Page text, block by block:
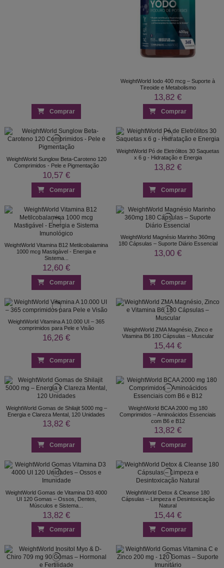
Comprar
WeightWorld Iodo 400 mcg – Suporte à
Tireoide e Metabolismo
13,82 €
Comprar
WeightWorld Sunglow Beta-Caroteno 120
Comprimidos - Pele e Pigmentação
10,57 €
Comprar
WeightWorld Pó de Eletrólitos 30 Saquetas
x 6 g - Hidratação e Energia
13,82 €
Comprar
WeightWorld Vitamina B12 Metilcobalamina
1000 mcg Mastigável - Energia e
Sistema...
12,60 €
Comprar
WeightWorld Magnésio Marinho 360mg
180 Cápsulas – Suporte Diário Essencial
13,00 €
Comprar
WeightWorld Vitamina A 10.000 UI – 365
comprimidos para Pele e Visão
16,26 €
Comprar
WeightWorld ZMA Magnésio, Zinco e
Vitamina B6 180 Cápsulas – Muscular
15,44 €
Comprar
WeightWorld Gomas de Shilajit 5000 mg –
Energia e Clareza Mental, 120 Unidades
13,82 €
Comprar
WeightWorld BCAA 2000 mg 180
Comprimidos – Aminoácidos Essenciais
com B6 e B12
13,82 €
Comprar
WeightWorld Gomas de Vitamina D3 4000
UI 120 Gomas – Ossos, Dentes,
Músculos e Sistema...
13,82 €
Comprar
WeightWorld Detox & Cleanse 180
Cápsulas – Limpeza e Desintoxicação
Natural
15,44 €
Comprar